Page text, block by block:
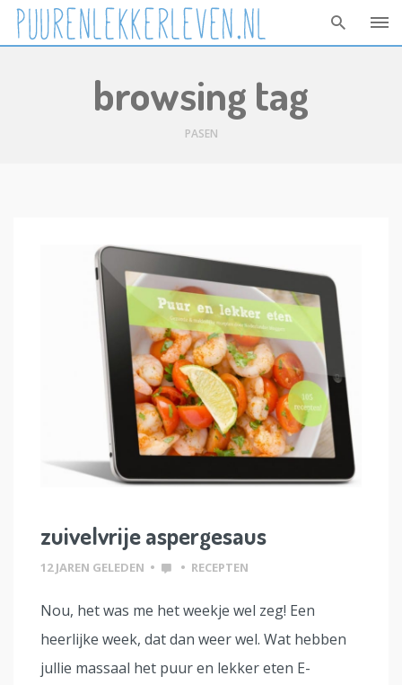
browsing tag
PASEN
zuivelvrije aspergesaus
12 JAREN GELEDEN • • RECEPTEN
Nou, het was me het weekje wel zeg! Een
heerlijke week, dat dan weer wel. Wat hebben
jullie massaal het puur en lekker eten E-